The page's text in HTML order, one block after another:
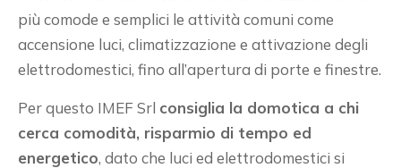
più comode e semplici le attività comuni come
accensione luci, climatizzazione e attivazione degli
elettrodomestici, fino all’apertura di porte e finestre.
Per questo IMEF Srl consiglia la domotica a chi
cerca comodità, risparmio di tempo ed
energetico, dato che luci ed elettrodomestici si